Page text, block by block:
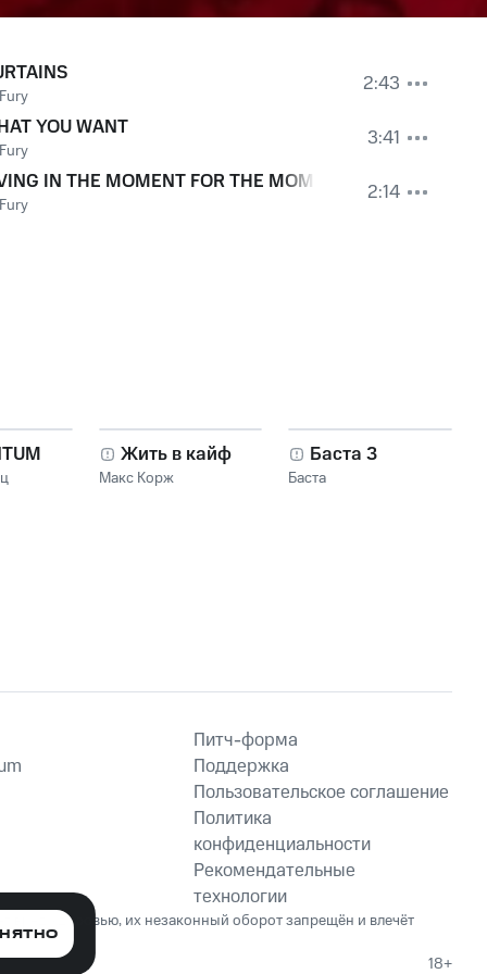
2:43
YOU WANT
3:41
IN THE MOMENT FOR THE MOMENT
2:14
Жить в кайф
Макс Корж
Баста 3
Баста
Питч-форма
Поддержка
Пользовательское соглашение
Политика
конфиденциальности
Рекомендательные
технологии
вред здоровью, их незаконный оборот запрещён и влечёт
18+